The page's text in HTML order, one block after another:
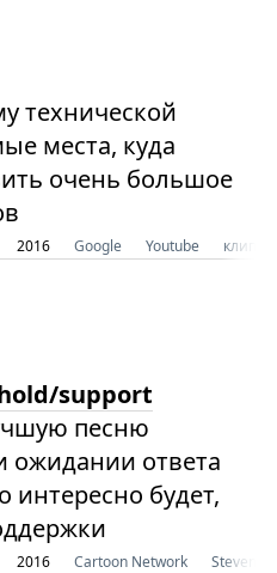
технической
места, куда
очень большое
2016 Google Youtube клип
support
песню
ожидании ответа
интересно будет,
2016 Cartoon Network Steven